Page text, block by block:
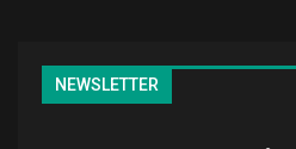
NEWSLETTER